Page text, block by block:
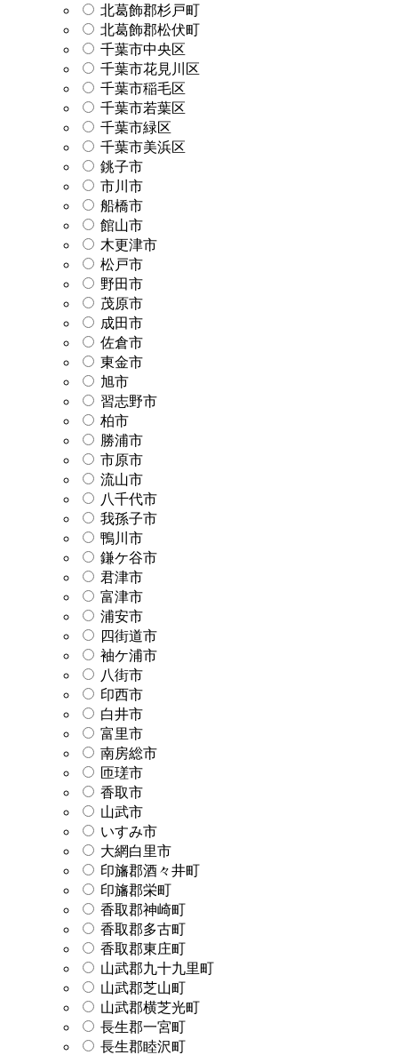
北葛飾郡杉戸町
北葛飾郡松伏町
千葉市中央区
千葉市花見川区
千葉市稲毛区
千葉市若葉区
千葉市緑区
千葉市美浜区
銚子市
市川市
船橋市
館山市
木更津市
松戸市
野田市
茂原市
成田市
佐倉市
東金市
旭市
習志野市
柏市
勝浦市
市原市
流山市
八千代市
我孫子市
鴨川市
鎌ケ谷市
君津市
富津市
浦安市
四街道市
袖ケ浦市
八街市
印西市
白井市
富里市
南房総市
匝瑳市
香取市
山武市
いすみ市
大網白里市
印旛郡酒々井町
印旛郡栄町
香取郡神崎町
香取郡多古町
香取郡東庄町
山武郡九十九里町
山武郡芝山町
山武郡横芝光町
長生郡一宮町
長生郡睦沢町